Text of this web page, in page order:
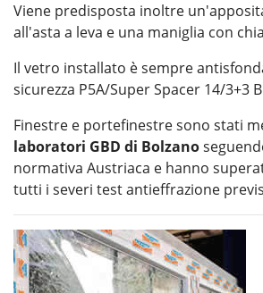
Viene predisposta inoltre
all'asta a leva e una maniglia con
Il vetro installato è sempre
sicurezza P5A/Super Spacer 14/3+3
Finestre e portefinestre sono stati
laboratori GBD di Bolzano
normativa Austriaca e hanno
tutti i severi test antieffrazione